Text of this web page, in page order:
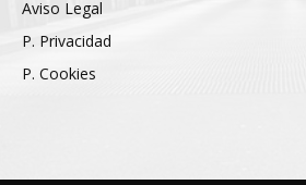
Aviso Legal
P. Privacidad
P. Cookies